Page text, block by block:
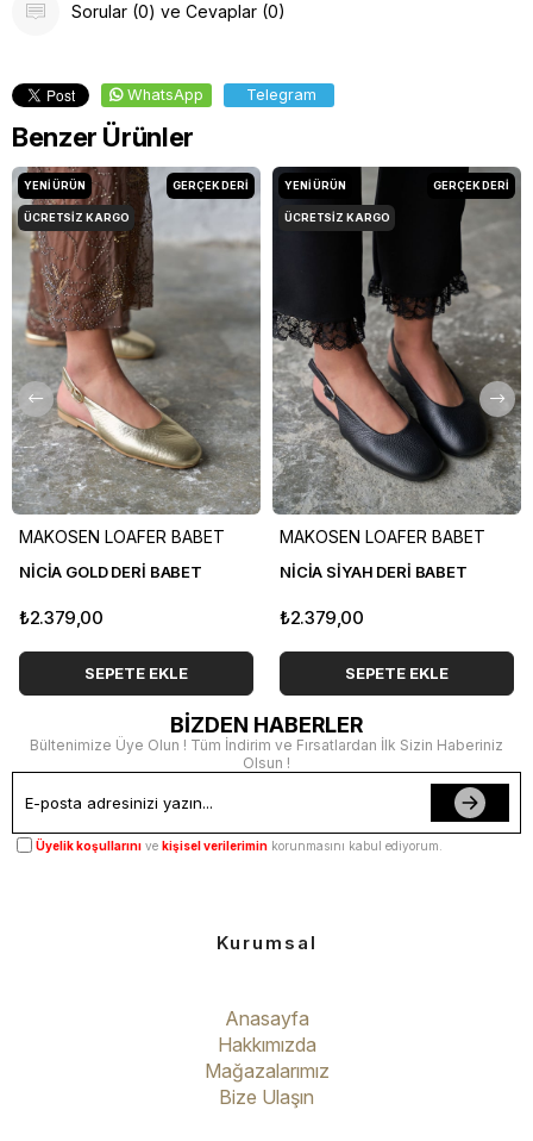
Sorular (0) ve Cevaplar (0)
WhatsApp Telegram
Benzer Ürünler
MAKOSEN LOAFER BABET
NİCİA GOLD DERİ BABET
₺2.379,00
SEPETE EKLE
YENI ÜRÜN
ÜCRETSIZ KARGO
GERÇEK DERİ
MAKOSEN LOAFER BABET
NİCİA SİYAH DERİ BABET
₺2.379,00
SEPETE EKLE
YENI ÜRÜN
ÜCRETSIZ KARGO
GERÇEK DERİ
BİZDEN HABERLER
Bültenimize Üye Olun ! Tüm İndirim ve Fırsatlardan İlk Sizin Haberiniz
Olsun !
Üyelik koşullarını ve kişisel verilerimin korunmasını kabul ediyorum.
Kurumsal
Anasayfa
Hakkımızda
Mağazalarımız
Bize Ulaşın